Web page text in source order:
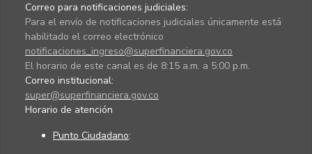
Correo para notificaciones judiciales:
Para el envío de notificaciones judiciales únicamente está
habilitado el correo electrónico
notificaciones_ingreso@superfinanciera.gov.co
El horario de este canal es de 8:15 a.m. a 5:00 p.m.
Correo institucional:
super@superfinanciera.gov.co
Horario de atención
Punto Ciudadano: